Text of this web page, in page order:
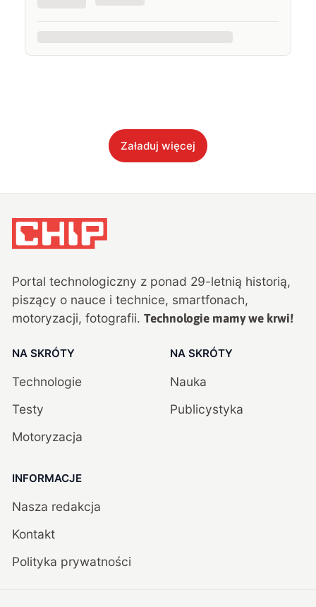
Załaduj więcej
Portal technologiczny z ponad 29-letnią historią,
piszący o nauce i technice, smartfonach,
motoryzacji, fotografii. Technologie mamy we krwi!
NA SKRÓTY
Technologie
Testy
Motoryzacja
NA SKRÓTY
Nauka
Publicystyka
INFORMACJE
Nasza redakcja
Kontakt
Polityka prywatności